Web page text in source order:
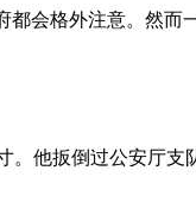
会格外注意。然
他扳倒过公安厅